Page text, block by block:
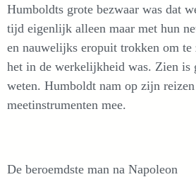
Humboldts grote bezwaar was dat
tijd eigenlijk alleen maar met hun
en nauwelijks eropuit trokken om te
het in de werkelijkheid was. Zien is
weten. Humboldt nam op zijn reizen
meetinstrumenten mee.
De beroemdste man na Napoleon